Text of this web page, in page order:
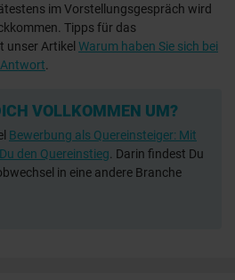
im Vorstellungsgespräch wird
Tipps für das
unser Artikel Warum haben Sie sich bei
VOLLKOMMEN UM?
Bewerbung als Quereinsteiger: Mit
den Quereinstieg . Darin findest Du
in eine andere Branche